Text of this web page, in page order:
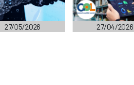
27/05/2026 27/04/2026